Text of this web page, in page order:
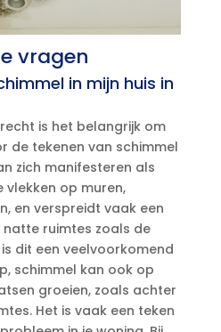
vragen
in mijn huis in
is het belangrijk om
de tekenen van schimmel
zich manifesteren als
op muren,
en verspreidt vaak een
ruimtes zoals de
dit een veelvoorkomend
schimmel kan ook op
groeien, zoals achter
Het is vaak een teken